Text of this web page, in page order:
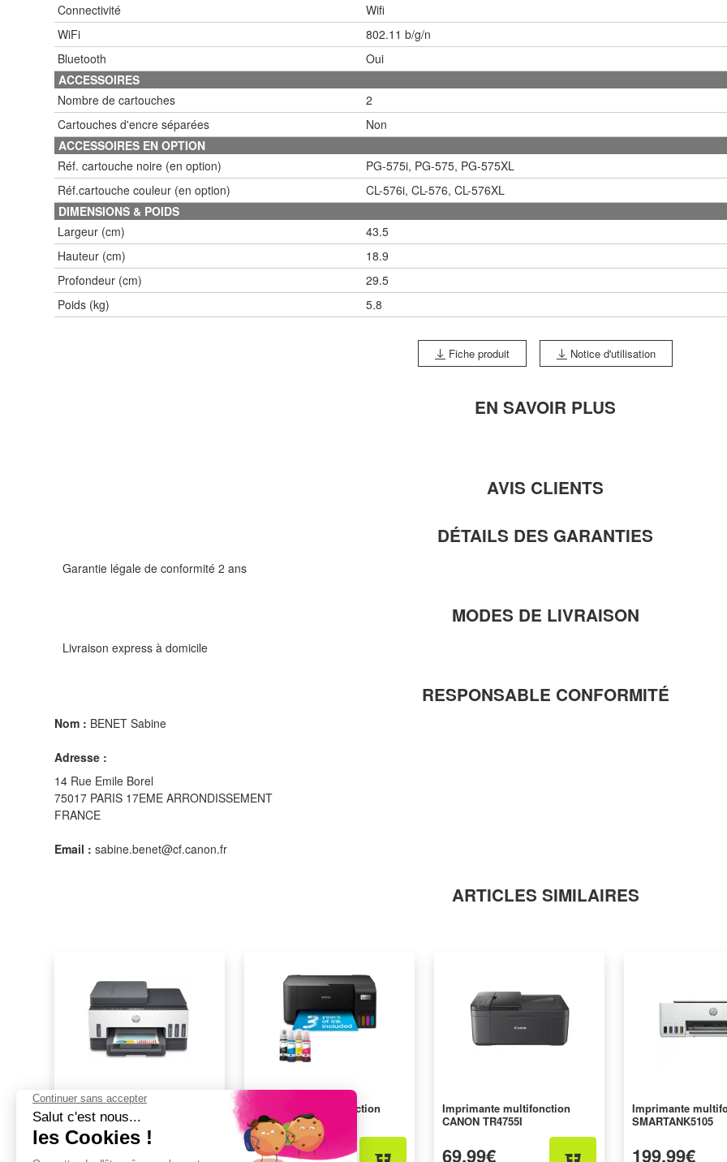
Connectivité
Wifi
WiFi
802.11 b/g/n
Bluetooth
Oui
ACCESSOIRES
Nombre de cartouches
2
Cartouches d'encre séparées
Non
ACCESSOIRES EN OPTION
Réf. cartouche noire (en option)
PG-575i, PG-575, PG-575XL
Réf.cartouche couleur (en option)
CL-576i, CL-576, CL-576XL
DIMENSIONS & POIDS
Largeur (cm)
43.5
Hauteur (cm)
18.9
Profondeur (cm)
29.5
Poids (kg)
5.8
Fiche produit Notice d'utilisation
EN SAVOIR PLUS
AVIS CLIENTS
DÉTAILS DES GARANTIES
Garantie légale de conformité 2 ans
MODES DE LIVRAISON
Livraison express à domicile
RESPONSABLE CONFORMITÉ
Nom : BENET Sabine
Adresse :
14 Rue Emile Borel
75017 PARIS 17EME ARRONDISSEMENT
FRANCE
Email : sabine.benet@cf.canon.fr
ARTICLES SIMILAIRES
Imprimante multifonction HP
SMARTTANK7305
349,99€
Imprimante multifonction
EPSON ET-2860
209,99€
Imprimante multifonction
CANON TR4755I
69,99€
Imprimante
SMARTANK5105
199,99€